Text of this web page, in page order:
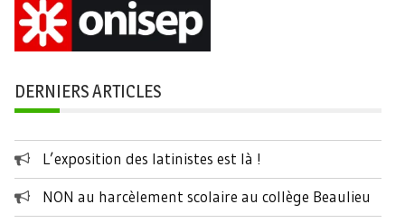
DERNIERS ARTICLES
L’exposition des latinistes est là !
NON au harcèlement scolaire au collège Beaulieu